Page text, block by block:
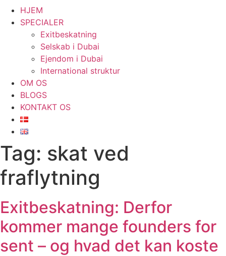
HJEM
SPECIALER
Exitbeskatning
Selskab i Dubai
Ejendom i Dubai
International struktur
OM OS
BLOGS
KONTAKT OS
Tag: skat ved
fraflytning
Exitbeskatning: Derfor
kommer mange founders for
sent – og hvad det kan koste